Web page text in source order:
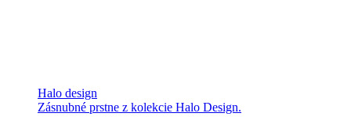
Halo design
Zásnubné prstne z kolekcie Halo Design.